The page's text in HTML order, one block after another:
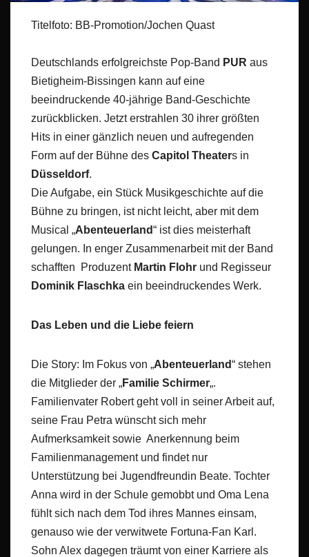
Titelfoto: BB-Promotion/Jochen Quast
Deutschlands erfolgreichste Pop-Band PUR aus
Bietigheim-Bissingen kann auf eine
beeindruckende 40-jährige Band-Geschichte
zurückblicken. Jetzt erstrahlen 30 ihrer größten
Hits in einer gänzlich neuen und aufregenden
Form auf der Bühne des Capitol Theaters in
Düsseldorf.
Die Aufgabe, ein Stück Musikgeschichte auf die
Bühne zu bringen, ist nicht leicht, aber mit dem
Musical „Abenteuerland“ ist dies meisterhaft
gelungen. In enger Zusammenarbeit mit der Band
schafften Produzent Martin Flohr und Regisseur
Dominik Flaschka ein beeindruckendes Werk.
Das Leben und die Liebe feiern
Die Story: Im Fokus von „Abenteuerland“ stehen
die Mitglieder der „Familie Schirmer„.
Familienvater Robert geht voll in seiner Arbeit auf,
seine Frau Petra wünscht sich mehr
Aufmerksamkeit sowie Anerkennung beim
Familienmanagement und findet nur
Unterstützung bei Jugendfreundin Beate. Tochter
Anna wird in der Schule gemobbt und Oma Lena
fühlt sich nach dem Tod ihres Mannes einsam,
genauso wie der verwitwete Fortuna-Fan Karl.
Sohn Alex dagegen träumt von einer Karriere als